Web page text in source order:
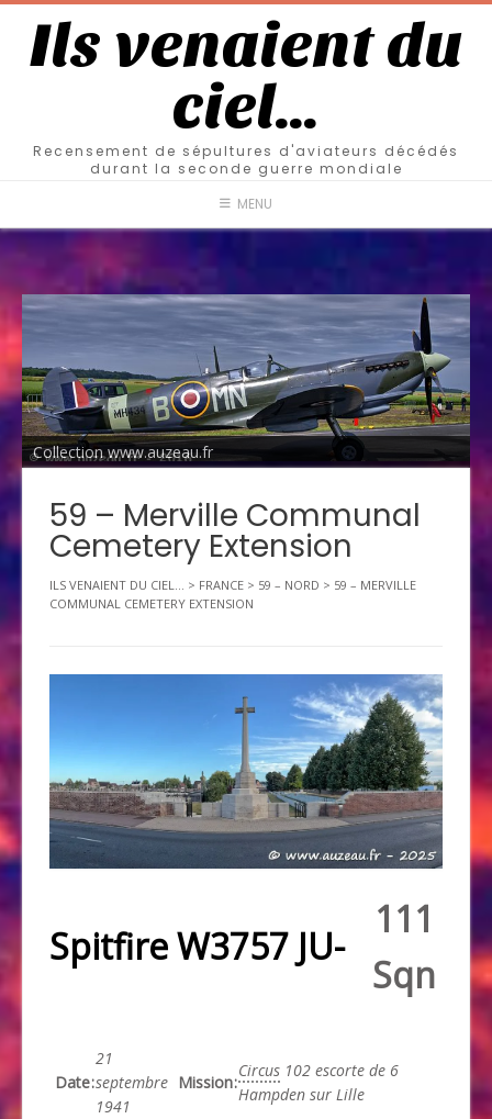
Ils venaient du
ciel…
Recensement de sépultures d'aviateurs décédés
durant la seconde guerre mondiale
MENU
Collection www.auzeau.fr
59 – Merville Communal
Cemetery Extension
ILS VENAIENT DU CIEL... > FRANCE > 59 – NORD > 59 – MERVILLE
COMMUNAL CEMETERY EXTENSION
Spitfire W3757 JU-
111
Sqn
Date:
21
septembre
1941
Mission:
Circus 102 escorte de 6
Hampden sur Lille